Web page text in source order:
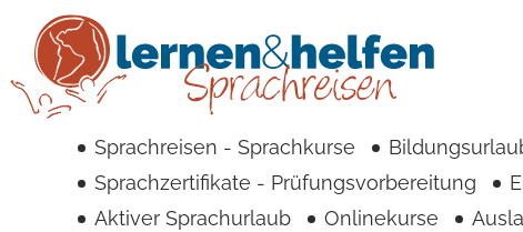
Sprachreisen - Sprachkurse
Sprachzertifikate - Prüfungsvorbereitung
Aktiver Sprachurlaub
Onlinekurse